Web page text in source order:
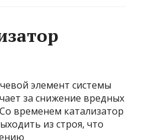
элемент системы
за снижение вредных
временем катализатор
из строя, что